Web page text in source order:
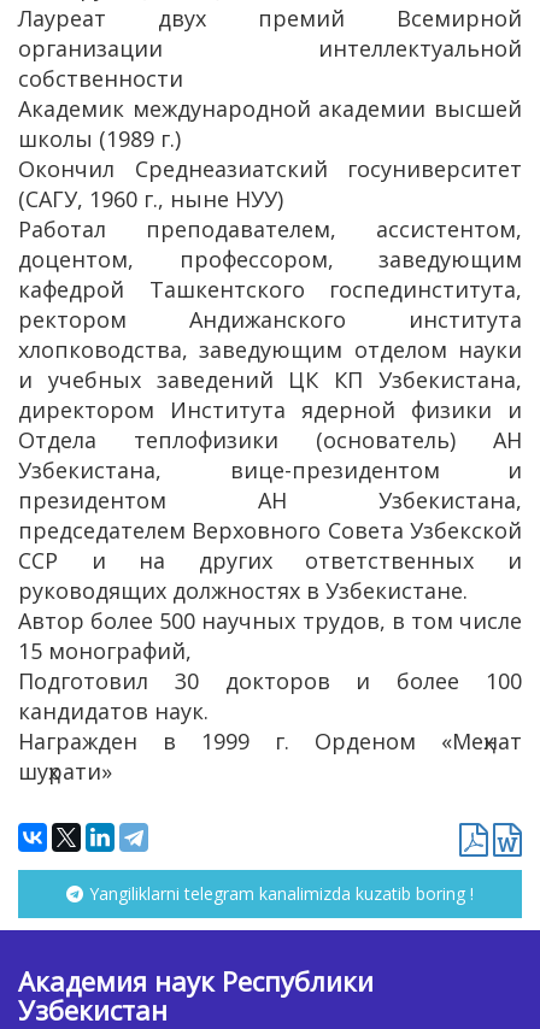
Лауреат двух премий Всемирной
организации интеллектуальной
собственности
Академик международной академии высшей
школы (1989 г.)
Окончил Среднеазиатский госуниверситет
(САГУ, 1960 г., ныне НУУ)
Работал преподавателем, ассистентом,
доцентом, профессором, заведующим
кафедрой Ташкентского госпединститута,
ректором Андижанского института
хлопководства, заведующим отделом науки
и учебных заведений ЦК КП Узбекистана,
директором Института ядерной физики и
Отдела теплофизики (основатель) АН
Узбекистана, вице-президентом и
президентом АН Узбекистана,
председателем Верховного Совета Узбекской
ССР и на других ответственных и
руководящих должностях в Узбекистане.
Автор более 500 научных трудов, в том числе
15 монографий,
Подготовил 30 докторов и более 100
кандидатов наук.
Награжден в 1999 г. Орденом «Меҳнат
шуҳрати»
Yangiliklarni telegram kanalimizda kuzatib boring !
Академия наук Республики
Узбекистан